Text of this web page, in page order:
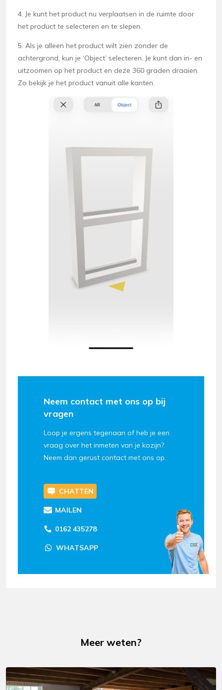
4. Je kunt het product nu verplaatsen in de ruimte door
het product te selecteren en te slepen.
5. Als je alleen het product wilt zien zonder de
achtergrond, kun je ‘Object’ selecteren. Je kunt dan in- en
uitzoomen op het product en deze 360 graden draaien.
Zo bekijk je het product vanuit alle kanten.
Neem contact met ons op bij
vragen
Loop je ergens tegenaan of heb je een
vraag over het inmeten van je kozijn?
Neem dan gerust contact met ons op.
CHATTEN
MAILEN
0162 435278
WHATSAPP
Meer weten?